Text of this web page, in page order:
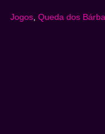
Jogos, Queda dos